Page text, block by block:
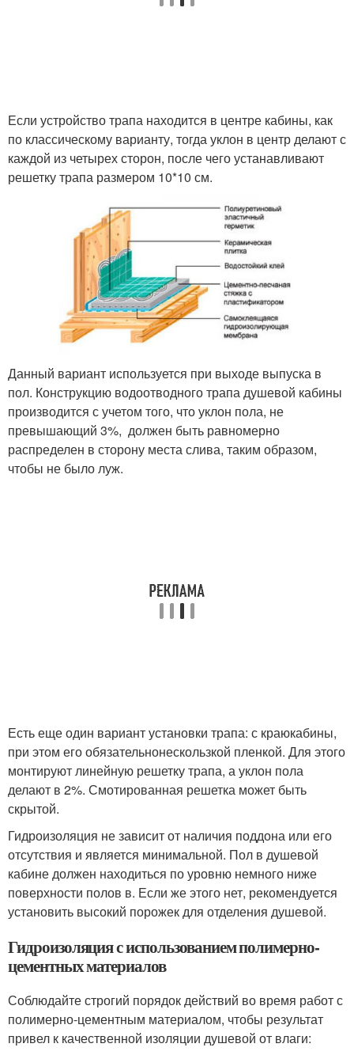
Если устройство трапа находится в центре кабины, как
по классическому варианту, тогда уклон в центр делают с
каждой из четырех сторон, после чего устанавливают
решетку трапа размером 10*10 см.
Данный вариант используется при выходе выпуска в
пол. Конструкцию водоотводного трапа душевой кабины
производится с учетом того, что уклон пола, не
превышающий 3%, должен быть равномерно
распределен в сторону места слива, таким образом,
чтобы не было луж.
Есть еще один вариант установки трапа: с краюкабины,
при этом его обязательнонескользкой пленкой. Для этого
монтируют линейную решетку трапа, а уклон пола
делают в 2%. Смотированная решетка может быть
скрытой.
Гидроизоляция не зависит от наличия поддона или его
отсутствия и является минимальной. Пол в душевой
кабине должен находиться по уровню немного ниже
поверхности полов в. Если же этого нет, рекомендуется
установить высокий порожек для отделения душевой.
Гидроизоляция с использованием полимерно-
цементных материалов
Соблюдайте строгий порядок действий во время работ с
полимерно-цементным материалом, чтобы результат
привел к качественной изоляции душевой от влаги: